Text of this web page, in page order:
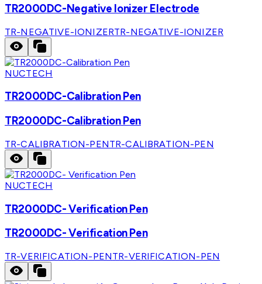
TR2000DC-Negative Ionizer Electrode
TR-NEGATIVE-IONIZERTR-NEGATIVE-IONIZER
NUCTECH
TR2000DC-Calibration Pen
TR2000DC-Calibration Pen
TR-CALIBRATION-PENTR-CALIBRATION-PEN
NUCTECH
TR2000DC- Verification Pen
TR2000DC- Verification Pen
TR-VERIFICATION-PENTR-VERIFICATION-PEN